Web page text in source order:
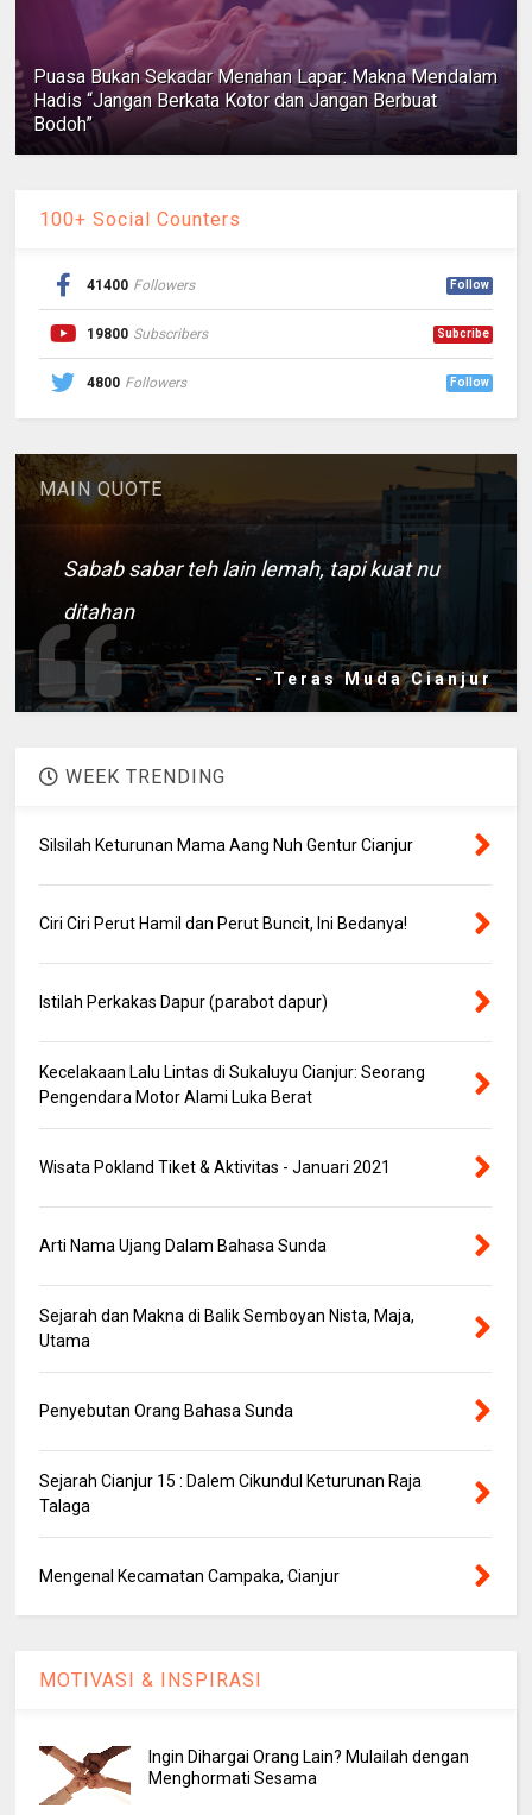
Puasa Bukan Sekadar Menahan Lapar: Makna Mendalam
Hadis “Jangan Berkata Kotor dan Jangan Berbuat
Bodoh”
100+ Social Counters
41400 Followers Follow
19800 Subscribers Subcribe
4800 Followers Follow
MAIN QUOTE
Sabab sabar teh lain lemah, tapi kuat nu
ditahan
- Teras Muda Cianjur
WEEK TRENDING
Silsilah Keturunan Mama Aang Nuh Gentur Cianjur
Ciri Ciri Perut Hamil dan Perut Buncit, Ini Bedanya!
Istilah Perkakas Dapur (parabot dapur)
Kecelakaan Lalu Lintas di Sukaluyu Cianjur: Seorang
Pengendara Motor Alami Luka Berat
Wisata Pokland Tiket & Aktivitas - Januari 2021
Arti Nama Ujang Dalam Bahasa Sunda
Sejarah dan Makna di Balik Semboyan Nista, Maja,
Utama
Penyebutan Orang Bahasa Sunda
Sejarah Cianjur 15 : Dalem Cikundul Keturunan Raja
Talaga
Mengenal Kecamatan Campaka, Cianjur
MOTIVASI & INSPIRASI
Ingin Dihargai Orang Lain? Mulailah dengan
Menghormati Sesama